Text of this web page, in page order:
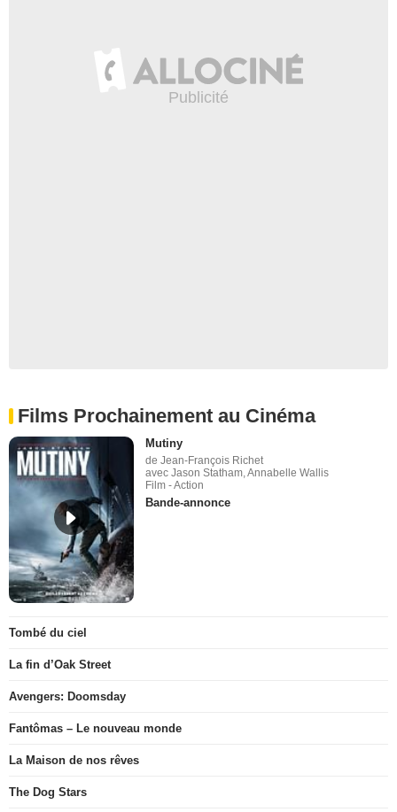
Films Prochainement au Cinéma
Mutiny
de Jean-François Richet
avec Jason Statham, Annabelle Wallis
Film - Action
Bande-annonce
Tombé du ciel
La fin d’Oak Street
Avengers: Doomsday
Fantômas – Le nouveau monde
La Maison de nos rêves
The Dog Stars